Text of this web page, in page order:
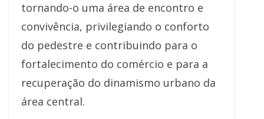
tornando-o uma área de encontro e
convivência, privilegiando o conforto
do pedestre e contribuindo para o
fortalecimento do comércio e para a
recuperação do dinamismo urbano da
área central.